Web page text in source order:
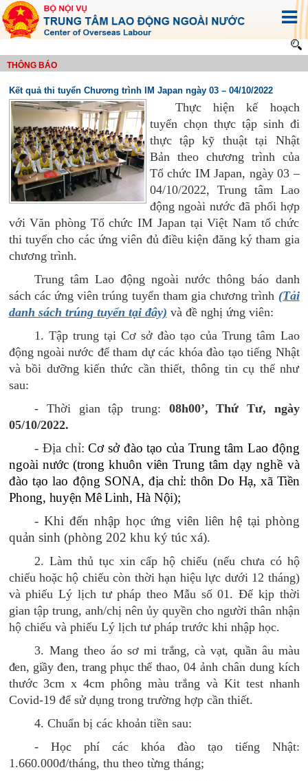
THÔNG BÁO
Kết quả thi tuyển Chương trình IM Japan ngày 03 – 04/10/2022
Thực hiện kế hoạch
tuyển chọn thực tập sinh đi
thực tập kỹ thuật tại Nhật
Bản theo chương trình của
Tổ chức IM Japan, ngày 03 –
04/10/2022, Trung tâm Lao
động ngoài nước đã phối hợp
với Văn phòng Tổ chức IM Japan tại Việt Nam tổ chức
thi tuyển cho các ứng viên đủ điều kiện đăng ký tham gia
chương trình.
Trung tâm Lao động ngoài nước thông báo danh
sách các ứng viên trúng tuyển tham gia chương trình (Tải
danh sách trúng tuyển tại đây) và đề nghị ứng viên:
1. Tập trung tại Cơ sở đào tạo của Trung tâm Lao
động ngoài nước để tham dự các khóa đào tạo tiếng Nhật
và bồi dưỡng kiến thức cần thiết, thông tin cụ thể như
sau:
- Thời gian tập trung: 08h00’, Thứ Tư, ngày
05/10/2022.
- Địa chỉ:Cơ sở đào tạo của Trung tâm Lao động
ngoài nước (trong khuôn viên Trung tâm dạy nghề và
đào tạo lao động SONA, địa chỉ: thôn Do Hạ, xã Tiền
Phong, huyện Mê Linh, Hà Nội);
- Khi đến nhập học ứng viên liên hệ tại phòng
quản sinh (phòng 202 khu ký túc xá).
2. Làm thủ tục xin cấp hộ chiếu (nếu chưa có hộ
chiếu hoặc hộ chiếu còn thời hạn hiệu lực dưới 12 tháng)
và phiếu Lý lịch tư pháp theo Mẫu số 01. Để kịp thời
gian tập trung, anh/chị nên ủy quyền cho người thân nhận
hộ chiếu và phiếu Lý lịch tư pháp trước khi nhập học.
3. Mang theo áo sơ mi trắng, cà vạt, quần âu màu
đen, giầy đen, trang phục thể thao, 04 ảnh chân dung kích
thước 3cm x 4cm phông màu trắng và Kit test nhanh
Covid-19 để sử dụng trong trường hợp cần thiết.
4. Chuẩn bị các khoản tiền sau:
- Học phí các khóa đào tạo tiếng Nhật:
1.660.000đ/tháng, thu theo từng tháng;